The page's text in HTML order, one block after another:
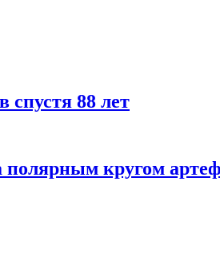
спустя 88 лет
кругом